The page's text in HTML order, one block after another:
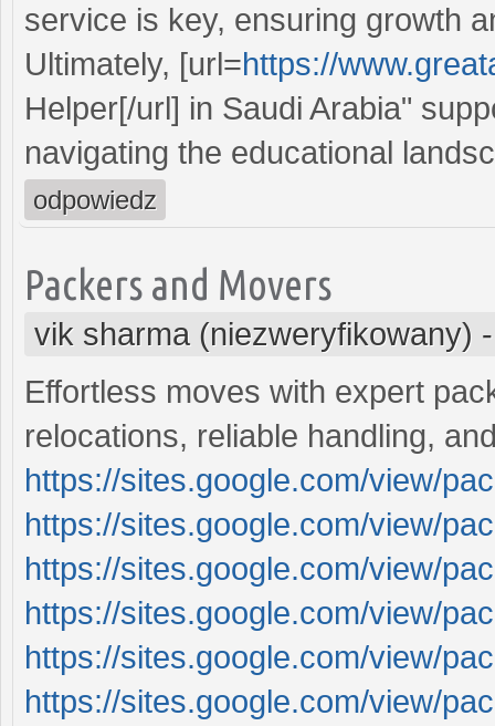
service is key, ensuring growth
Ultimately, [url=https://
Helper[/url] in Saudi Arabia"
navigating the educational
odpowiedz
Packers and Movers
vik sharma (niezweryfikowany)
Effortless moves with expert
relocations, reliable handling,
https://sites.google.com/view/
https://sites.google.com/view/
https://sites.google.com/view/
https://sites.google.com/view/
https://sites.google.com/view/
https://sites.google.com/view/